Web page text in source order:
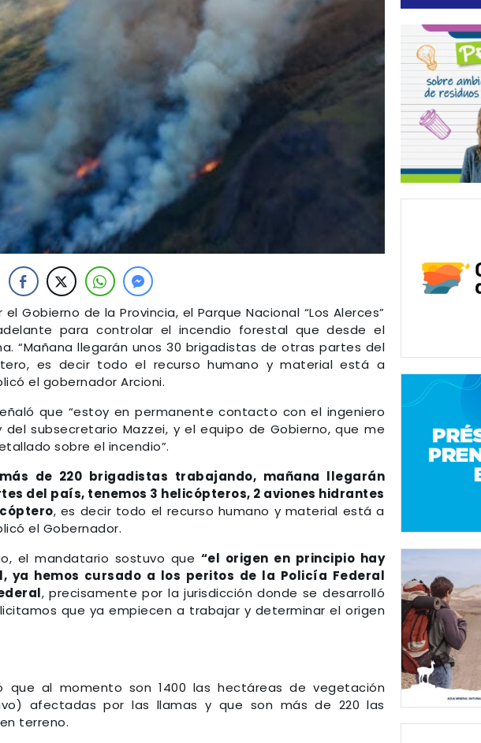
Gobierno de la Provincia, el Parque Nacional “Los Alerces”
para controlar el incendio forestal que desde el
“Mañana llegarán unos 30 brigadistas de otras partes del
es decir todo el recurso humano y material está a
el gobernador Arcioni.
que “estoy en permanente contacto con el ingeniero
subsecretario Mazzei, y el equipo de Gobierno, que me
sobre el incendio”.
de 220 brigadistas trabajando, mañana llegarán
del país, tenemos 3 helicópteros, 2 aviones hidrantes
, es decir todo el recurso humano y material está a
el Gobernador.
el mandatario sostuvo que “el origen en principio hay
ya hemos cursado a los peritos de la Policía Federal
, precisamente por la jurisdicción donde se desarrolló
que ya empiecen a trabajar y determinar el origen
que al momento son 1400 las hectáreas de vegetación
afectadas por las llamas y que son más de 220 las
terreno.